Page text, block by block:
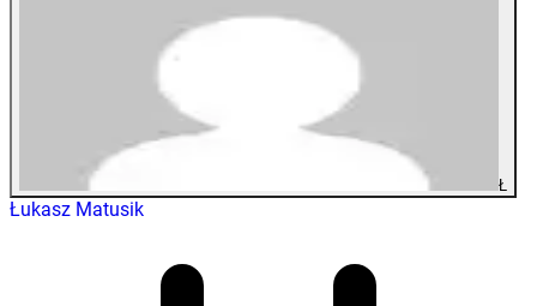
Ł
Łukasz Matusik